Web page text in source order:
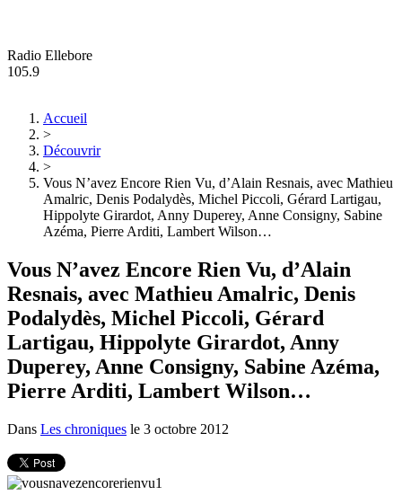
Radio Ellebore
105.9
Accueil
>
Découvrir
>
Vous N’avez Encore Rien Vu, d’Alain Resnais, avec Mathieu
Amalric, Denis Podalydès, Michel Piccoli, Gérard Lartigau,
Hippolyte Girardot, Anny Duperey, Anne Consigny, Sabine
Azéma, Pierre Arditi, Lambert Wilson…
Vous N’avez Encore Rien Vu, d’Alain
Resnais, avec Mathieu Amalric, Denis
Podalydès, Michel Piccoli, Gérard
Lartigau, Hippolyte Girardot, Anny
Duperey, Anne Consigny, Sabine Azéma,
Pierre Arditi, Lambert Wilson…
Dans Les chroniques le 3 octobre 2012